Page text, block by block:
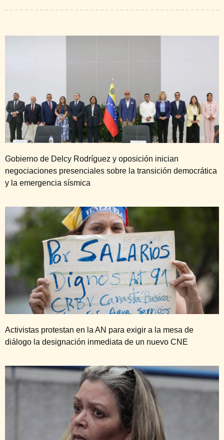
Gobierno de Delcy Rodríguez y oposición inician
negociaciones presenciales sobre la transición democrática
y la emergencia sísmica
Activistas protestan en la AN para exigir a la mesa de
diálogo la designación inmediata de un nuevo CNE